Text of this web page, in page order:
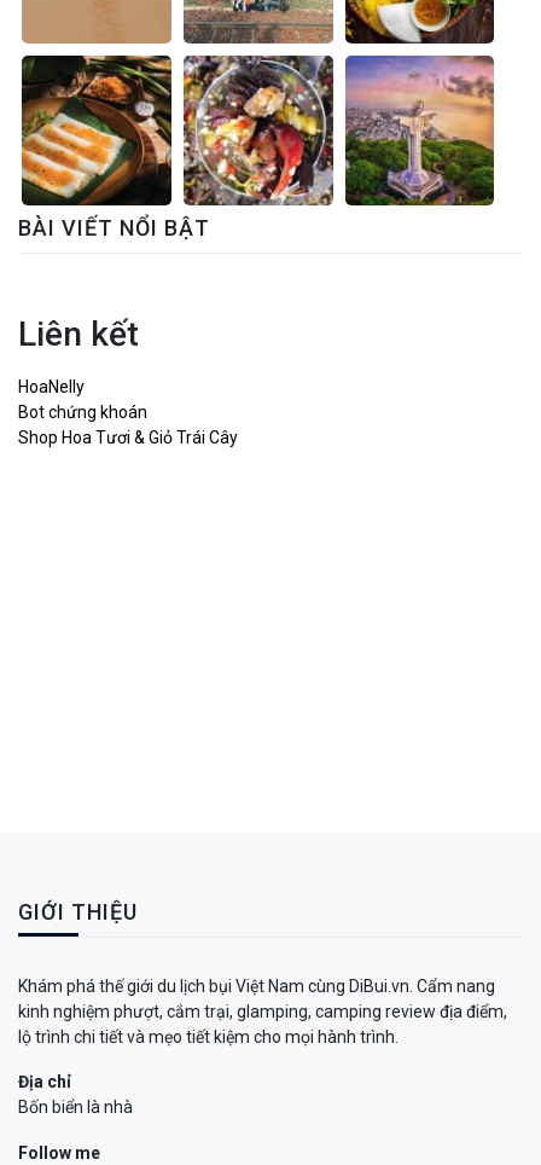
BÀI VIẾT NỔI BẬT
Liên kết
HoaNelly
Bot chứng khoán
Shop Hoa Tươi & Giỏ Trái Cây
GIỚI THIỆU
Khám phá thế giới du lịch bụi Việt Nam cùng DiBui.vn. Cẩm nang
kinh nghiệm phượt, cắm trại, glamping, camping review địa điểm,
lộ trình chi tiết và mẹo tiết kiệm cho mọi hành trình.
Địa chỉ
Bốn biển là nhà
Follow me